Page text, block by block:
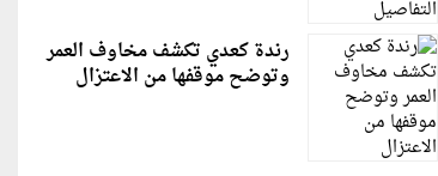
رندة كعدي تكشف مخاوف العمر
وتوضح موقفها من الاعتزال